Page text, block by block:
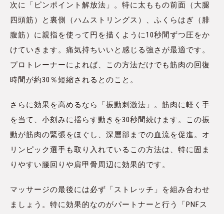
次に「ピンポイント解放法」。特に太ももの前面（大腿
四頭筋）と裏側（ハムストリングス）、ふくらはぎ（腓
腹筋）に親指を使って円を描くように10秒間ずつ圧をか
けていきます。痛気持ちいいと感じる強さが最適です。
プロトレーナーによれば、この方法だけでも筋肉の回復
時間が約30％短縮されるとのこと。
さらに効果を高めるなら「振動刺激法」。筋肉に軽く手
を当て、小刻みに揺らす動きを30秒間続けます。この振
動が筋肉の緊張をほぐし、深層部までの血流を促進。オ
リンピック選手も取り入れているこの方法は、特に固ま
りやすい腰回りや肩甲骨周辺に効果的です。
マッサージの最後には必ず「ストレッチ」を組み合わせ
ましょう。特に効果的なのがパートナーと行う「PNFス